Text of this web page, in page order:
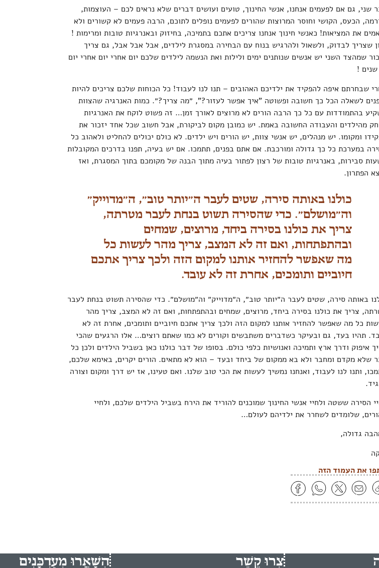
שני, גם אם לפעמים אנחנו, אנשי החינוך, טועים ועושים דברים שלא נראים לכם – העוצמות,
הכעס, הקושי וחוסר המרוצות שהורים לפעמים נופלים לתוכם, הרבה פעמים לא קשורים ולא
את המציאות! כאנשי חינוך אנחנו צריכים אתכם בתמיכה, בחיזוק ובאנרגיות טובות ומרימות !
שצריך לבדוק, ולשאול ולהרגיש בנוח עם הבחירה במסגרת לילדים, אבל אבל אבל, גם צריך
שמהצד השני יש אנשים שנותנים ימים ולילות ואת הנשמה לילדים שלכם יום אחרי יום אחרי יום
!
שבחרתם איפה להפקיד את ילדיכם האהובים – תנו לנו לעבוד! כל הכוחות שלכם צריכים להיות
לשאלה הכל כך חשובה ופשוטה "איך אפשר לעזור?", ״מה צריך?״. כמות האנרגיה שהצוות
בהתמודדות עם כל כך הרבה הורים לא מרוצים לאורך זמן… זה פשוט לוקח את האנרגיות
מהילדים והעבודה החשובה באמת. יש כמובן מקום לביקורת, אבל חשוב שכל אחד יזכור את
ומקומו. יש מנהלים, יש אנשי צוות, יש הורים ויש ילדים. לא כולם יכולים להחליט ולאהוב כל
במערכת כל כך גדולה ומורכבת. אם אתם בפנים, תתמכו. אם יש בעיה, תפנו בדרכים המקובלות
סבירות, באנרגיות טובות של רצון לפתור בעיה מתוך הבנה של מקומכם בתוך המסגרת, ואז
הפתרון.
כולנו באותה סירה, שטים לעבר ה״יותר טוב״, ה״מדוייק״
וה״מושלם״. כדי שהסירה תשוט בנחת לעבר מטרתה,
צריך את כולנו בסירה ביחד, מרוצים, שמחים
ובהתפתחות, ואם זה לא המצב, צריך מהר לעשות כל
מה שאפשר להחזיר אותנו למקום הזה ולכך צריך אתכם
חיוביים ותומכים, אחרת זה לא עובד.
באותה סירה, שטים לעבר ה״יותר טוב״, ה״מדוייק״ וה״מושלם״. כדי שהסירה תשוט בנחת לעבר
צריך את כולנו בסירה ביחד, מרוצים, שמחים ובהתפתחות, ואם זה לא המצב, צריך מהר
כל מה שאפשר להחזיר אותנו למקום הזה ולכך צריך אתכם חיוביים ותומכים, אחרת זה לא
תהיו בעד, גם ובעיקר כשדברים משתבשים וקורים לא כמו שאתם רוצים… אלו הרגעים שהכי
איפוק ודרך ארץ ותמיכה ואנושיות כלפי כולם. בסופו של דבר כולנו כאן בשביל הילדים ולכן כל
שלא מקדם ומחבר ולא בא ממקום של ביחד ובעד – הוא לא מתאים. הורים יקרים, באימא שלכם,
ותנו לנו לעבוד, ואנחנו נמשיך לעשות את הכי טוב שלנו. ואם טעינו, אז יש דרך ומקום וצורה
הסירה ששטה ולחיי אנשי החינוך שמוכנים להוריד את הירח בשביל הילדים שלכם, ולחיי
שלומדים לשחרר את ילדיהם לעולם…
גדולה,
את העמוד הזה
צְרוּ קֶשֶׁר הִשָּׁאֲרוּ מְעֻדְכָּנִים